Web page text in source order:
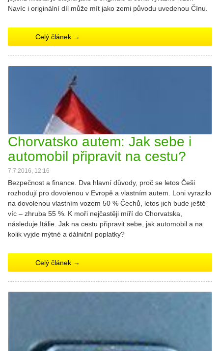
Navíc i originální díl může mít jako zemi původu uvedenou Čínu.
Celý článek →
Chorvatsko autem: Jak sebe i
automobil připravit na cestu?
7.7.2016, 12:16
​Bezpečnost a finance. Dva hlavní důvody, proč se letos Češi
rozhodují pro dovolenou v Evropě a vlastním autem. Loni vyrazilo
na dovolenou vlastním vozem 50 % Čechů, letos jich bude ještě
víc – zhruba 55 %. K moři nejčastěji míří do Chorvatska,
následuje Itálie. Jak na cestu připravit sebe, jak automobil a na
kolik vyjde mýtné a dálniční poplatky?
Celý článek →